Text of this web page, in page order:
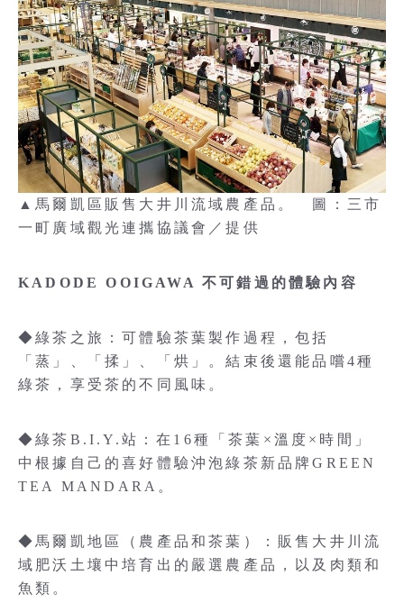
▲馬爾凱區販售大井川流域農產品。 圖：三市
一町廣域觀光連攜協議會／提供
KADODE OOIGAWA 不可錯過的體驗內容
◆綠茶之旅：可體驗茶葉製作過程，包括
「蒸」、「揉」、「烘」。結束後還能品嚐4種
綠茶，享受茶的不同風味。
◆綠茶B.I.Y.站：在16種「茶葉×溫度×時間」
中根據自己的喜好體驗沖泡綠茶新品牌GREEN
TEA MANDARA。
◆馬爾凱地區（農產品和茶葉）：販售大井川流
域肥沃土壤中培育出的嚴選農產品，以及肉類和
魚類。